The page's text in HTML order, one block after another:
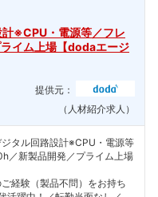
計※CPU・電源等／フレ
イム上場【dodaエージ
提供元：
（人材紹介求人）
ジタル回路設計※CPU・電源等
／新製品開発／プライム上場
経験（製品不問）をお持ち